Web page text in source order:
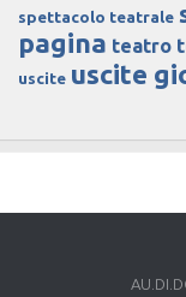
spettacolo teatrale
pagina teatro
uscite uscite